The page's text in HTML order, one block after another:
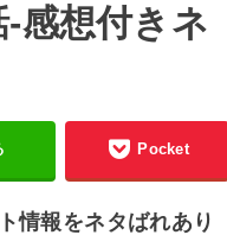
感想付きネ
Pocket
情報をネタばれあり